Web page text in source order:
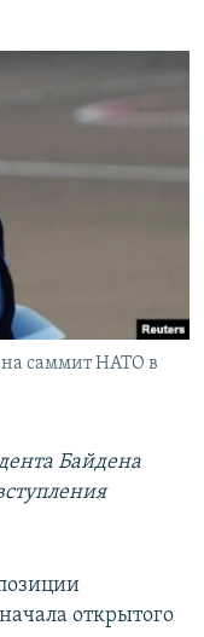
саммит НАТО в
Байдена
открытого